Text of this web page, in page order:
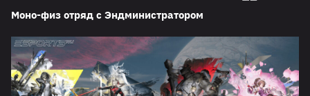
Моно-физ отряд с Эндминистратором